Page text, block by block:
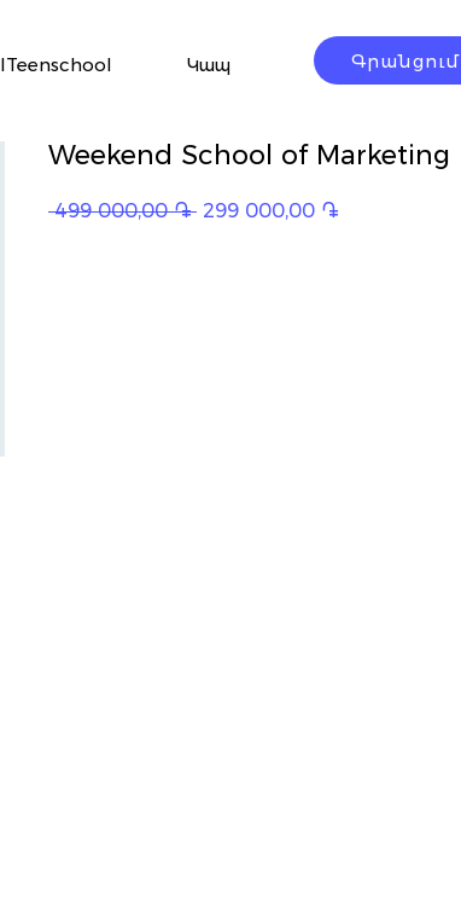
ITeenschool Կապ Գրանցում
Weekend School of Marketing
499 000,00 ֏ Regular
299 000,00 ֏Sale